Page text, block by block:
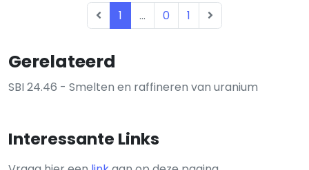
Gerelateerd
SBI 24.46 - Smelten en raffineren van uranium
Interessante Links
1 ... 0 1